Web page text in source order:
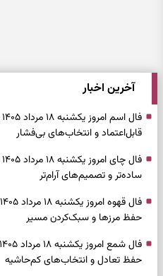
آخرین اخبار
قابل‌اعتماد و انتخاب‌های بی‌فشار
ساده‌تر و تصمیم‌های آرام‌تر
حفظ مرزها و سبک‌کردن مسیر
حفظ تعادل و انتخاب‌های کم‌حاشیه